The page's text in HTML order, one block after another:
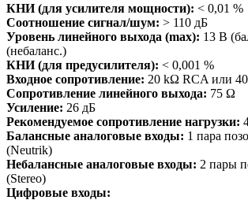
КНИ (для усилителя мощности): < 0,01 %
Соотношение сигнал/шум: > 110 дБ
Уровень линейного выхода (max): 13 В
(небаланс.)
КНИ (для предусилителя): < 0,001 %
Входное сопротивление: 20 kΩ RCA или
Сопротивление линейного выхода: 75 Ω
Усиление: 26 дБ
Рекомендуемое сопротивление нагрузки:
Балансные аналоговые входы: 1 пара
(Neutrik)
Небалансные аналоговые входы: 2 пары
(Stereo)
Цифровые входы: